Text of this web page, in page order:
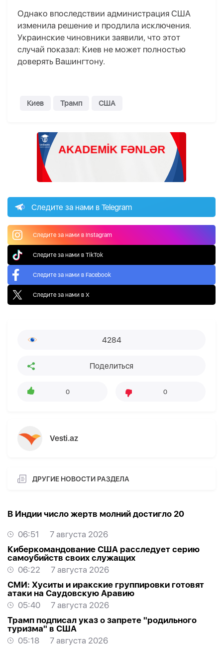
Однако впоследствии администрация США
изменила решение и продлила исключения.
Украинские чиновники заявили, что этот
случай показал: Киев не может полностью
доверять Вашингтону.
Киев Трамп США
Следите за нами в Telegram
Следите за нами в Instagram
Следите за нами в TikTok
Следите за нами в Facebook
Следите за нами в X
4284
Поделиться
0 0
Vesti.az
ДРУГИЕ НОВОСТИ РАЗДЕЛА
В Индии число жертв молний достигло 20
06:51
7 августа 2026
Киберкомандование США расследует серию
самоубийств своих служащих
06:22
7 августа 2026
СМИ: Хуситы и иракские группировки готовят
атаки на Саудовскую Аравию
05:40
7 августа 2026
Трамп подписал указ о запрете "родильного
туризма" в США
05:18
7 августа 2026